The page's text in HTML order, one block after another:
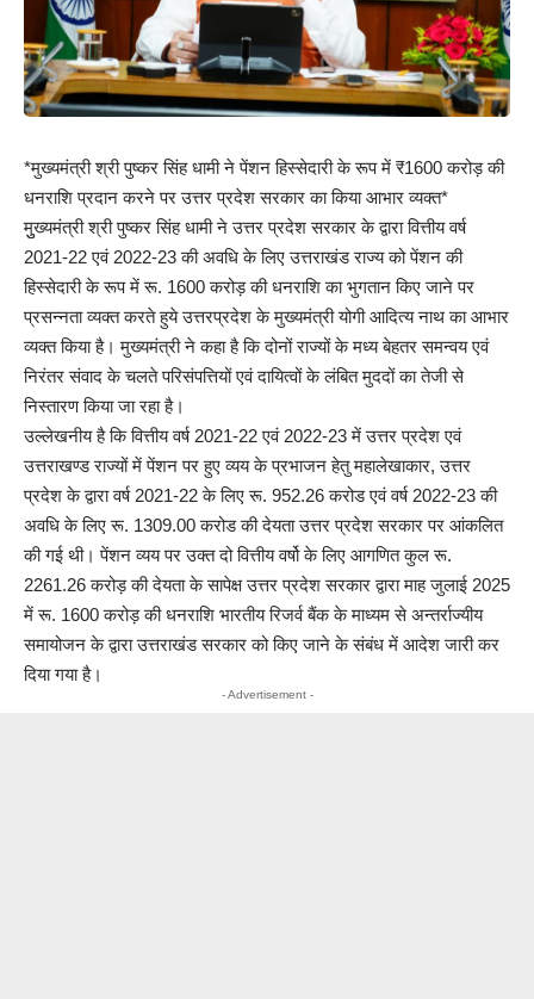
*मुख्यमंत्री श्री पुष्कर सिंह धामी ने पेंशन हिस्सेदारी के रूप में ₹1600 करोड़ की
धनराशि प्रदान करने पर उत्तर प्रदेश सरकार का किया आभार व्यक्त*
मुुख्यमंत्री श्री पुष्कर सिंह धामी ने उत्तर प्रदेश सरकार के द्वारा वित्तीय वर्ष
2021-22 एवं 2022-23 की अवधि के लिए उत्तराखंड राज्य को पेंशन की
हिस्सेदारी के रूप में रू. 1600 करोड़ की धनराशि का भुगतान किए जाने पर
प्रसन्नता व्यक्त करते हुये उत्तरप्रदेश के मुख्यमंत्री योगी आदित्य नाथ का आभार
व्यक्त किया है। मुख्यमंत्री ने कहा है कि दोनों राज्यों के मध्य बेहतर समन्वय एवं
निरंतर संवाद के चलते परिसंपत्तियों एवं दायित्वों के लंबित मुददों का तेजी से
निस्तारण किया जा रहा है।
उल्लेखनीय है कि वित्तीय वर्ष 2021-22 एवं 2022-23 में उत्तर प्रदेश एवं
उत्तराखण्ड राज्यों में पेंशन पर हुए व्यय के प्रभाजन हेतु महालेखाकार, उत्तर
प्रदेश के द्वारा वर्ष 2021-22 के लिए रू. 952.26 करोड एवं वर्ष 2022-23 की
अवधि के लिए रू. 1309.00 करोड की देयता उत्तर प्रदेश सरकार पर आंकलित
की गई थी। पेंशन व्यय पर उक्त दो वित्तीय वर्षो के लिए आगणित कुल रू.
2261.26 करोड़ की देयता के सापेक्ष उत्तर प्रदेश सरकार द्वारा माह जुलाई 2025
में रू. 1600 करोड़ की धनराशि भारतीय रिजर्व बैंक के माध्यम से अन्तर्राज्यीय
समायोजन के द्वारा उत्तराखंड सरकार को किए जाने के संबंध में आदेश जारी कर
दिया गया है।
- Advertisement -